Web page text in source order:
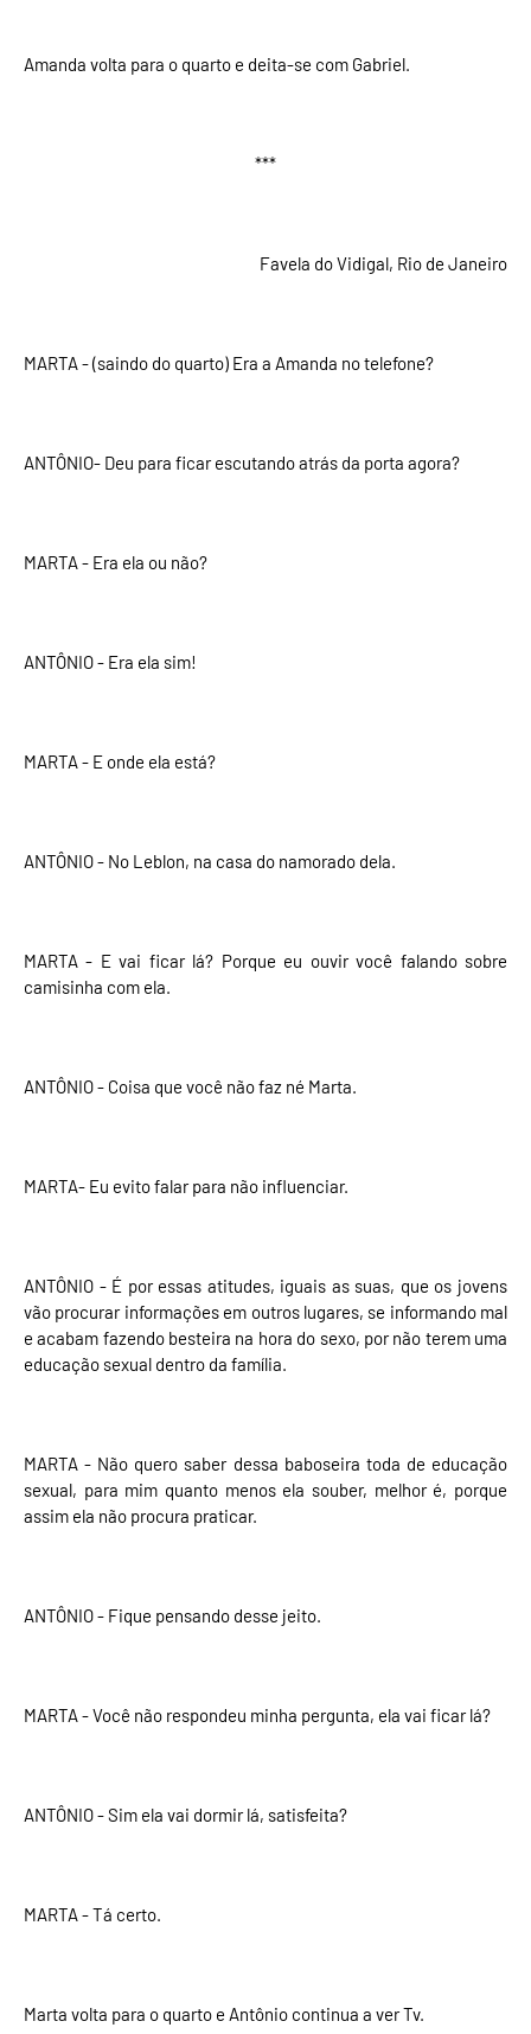
Amanda volta para o quarto e deita-se com Gabriel.
***
Favela do Vidigal, Rio de Janeiro
MARTA - (saindo do quarto) Era a Amanda no telefone?
ANTÔNIO- Deu para ficar escutando atrás da porta agora?
MARTA - Era ela ou não?
ANTÔNIO - Era ela sim!
MARTA - E onde ela está?
ANTÔNIO - No Leblon, na casa do namorado dela.
MARTA - E vai ficar lá? Porque eu ouvir você falando sobre
camisinha com ela.
ANTÔNIO - Coisa que você não faz né Marta.
MARTA- Eu evito falar para não influenciar.
ANTÔNIO - É por essas atitudes, iguais as suas, que os jovens
vão procurar informações em outros lugares, se informando mal
e acabam fazendo besteira na hora do sexo, por não terem uma
educação sexual dentro da família.
MARTA - Não quero saber dessa baboseira toda de educação
sexual, para mim quanto menos ela souber, melhor é, porque
assim ela não procura praticar.
ANTÔNIO - Fique pensando desse jeito.
MARTA - Você não respondeu minha pergunta, ela vai ficar lá?
ANTÔNIO - Sim ela vai dormir lá, satisfeita?
MARTA - Tá certo.
Marta volta para o quarto e Antônio continua a ver Tv.